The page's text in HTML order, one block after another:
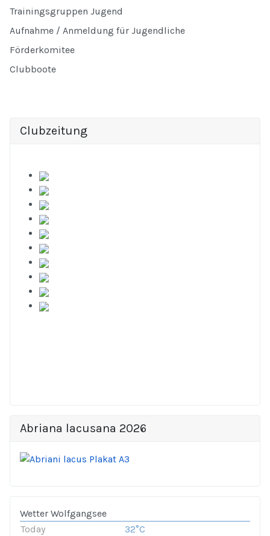
Trainingsgruppen Jugend
Aufnahme / Anmeldung für Jugendliche
Förderkomitee
Clubboote
Clubzeitung
Abriana lacusana 2026
Wetter Wolfgangsee
Today
32°C